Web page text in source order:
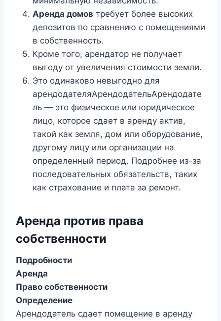
Аренда домов требует более высоких
депозитов по сравнению с помещениями
в собственность.
Кроме того, арендатор не получает
выгоду от увеличения стоимости земли.
Это одинаково невыгодно для
арендодателяАрендодательАрендодате
ль — это физическое или юридическое
лицо, которое сдает в аренду актив,
такой как земля, дом или оборудование,
другому лицу или организации на
определенный период. Подробнее из-за
последовательных обязательств, таких
как страхование и плата за ремонт.
Аренда против права
собственности
Подробности
Аренда
Право собственности
Определение
Арендодатель сдает помещение в аренду